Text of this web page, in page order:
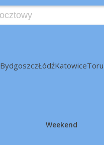
BydgoszczŁódźKatowice
Weekend